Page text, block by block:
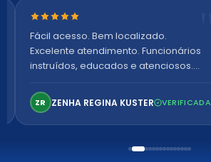
Nota 5 de 5 estrelas
Fácil acesso. Bem localizado.
Excelente atendimento. Funcionários
instruídos, educados e atenciosos.
confortável. Perfeito!
ZR ZENHA REGINA KUSTER VERIFICADA